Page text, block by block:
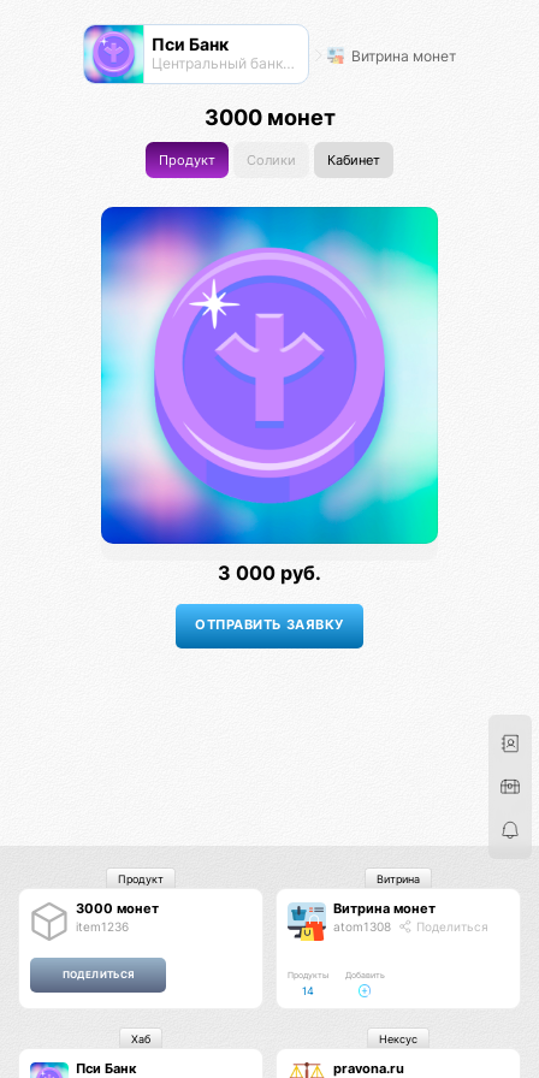
Пси Банк
Центральный банк экосистемы Витрина монет
3000 монет
Продукт Солики Кабинет
3 000 руб.
3000 монет
item1236
Продукт
Витрина монет
atom1308 Поделиться
Продукты
14
Добавить
Витрина
Пси Банк
Хаб
pravona.ru
Нексус